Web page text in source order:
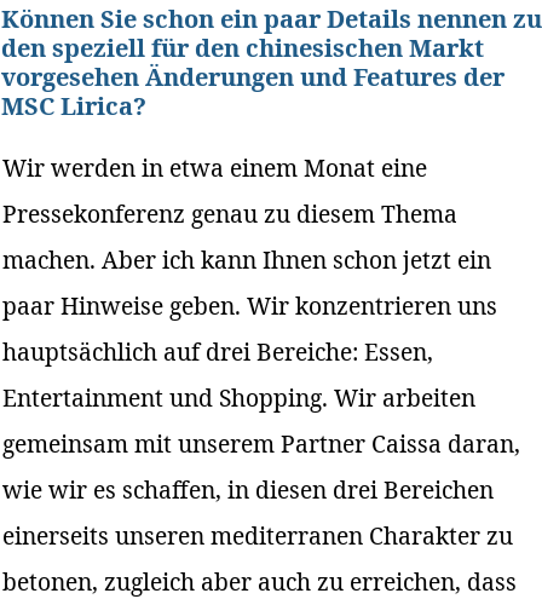
Können Sie schon ein paar Details nennen zu
den speziell für den chinesischen Markt
vorgesehen Änderungen und Features der
MSC Lirica?
Wir werden in etwa einem Monat eine
Pressekonferenz genau zu diesem Thema
machen. Aber ich kann Ihnen schon jetzt ein
paar Hinweise geben. Wir konzentrieren uns
hauptsächlich auf drei Bereiche: Essen,
Entertainment und Shopping. Wir arbeiten
gemeinsam mit unserem Partner Caissa daran,
wie wir es schaffen, in diesen drei Bereichen
einerseits unseren mediterranen Charakter zu
betonen, zugleich aber auch zu erreichen, dass